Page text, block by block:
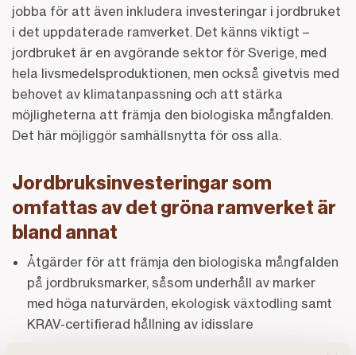
jobba för att även inkludera investeringar i jordbruket
i det uppdaterade ramverket. Det känns viktigt –
jordbruket är en avgörande sektor för Sverige, med
hela livsmedelsproduktionen, men också givetvis med
behovet av klimatanpassning och att stärka
möjligheterna att främja den biologiska mångfalden.
Det här möjliggör samhällsnytta för oss alla.
Jordbruksinvesteringar som
omfattas av det gröna ramverket är
bland annat
Åtgärder för att främja den biologiska mångfalden
på jordbruksmarker, såsom underhåll av marker
med höga naturvärden, ekologisk växtodling samt
KRAV-certifierad hållning av idisslare